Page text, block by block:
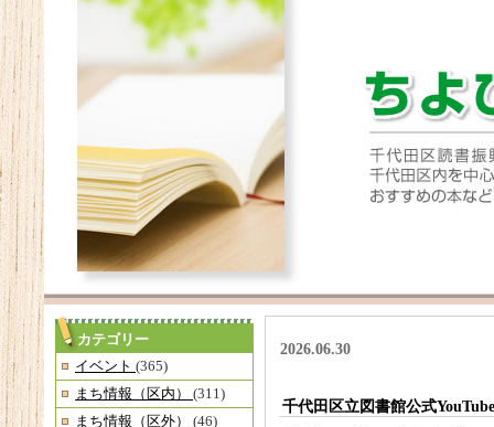
カテゴリー
イベント (365)
まち情報（区内） (311)
まち情報（区外） (46)
2026.06.30
千代田区立図書館公式